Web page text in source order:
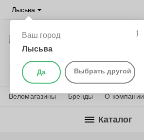
Лысьва
Ваш город
Лысьва
Да Выбрать другой
Веломагазины Бренды О компании
Каталог